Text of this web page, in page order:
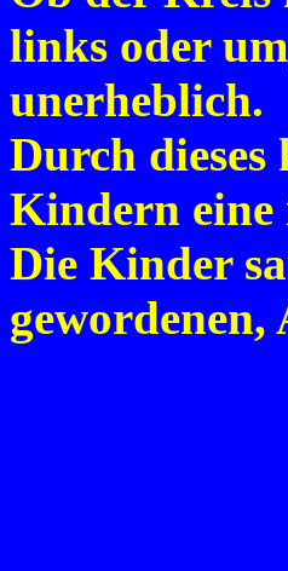
links oder
unerheblich.
Durch
Kindern eine
Die Kinder
gewordenen,